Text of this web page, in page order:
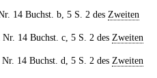
14 Buchst. b, 5 S. 2 des Zweiten
14 Buchst. c, 5 S. 2 des Zweiten
14 Buchst. d, 5 S. 2 des Zweiten